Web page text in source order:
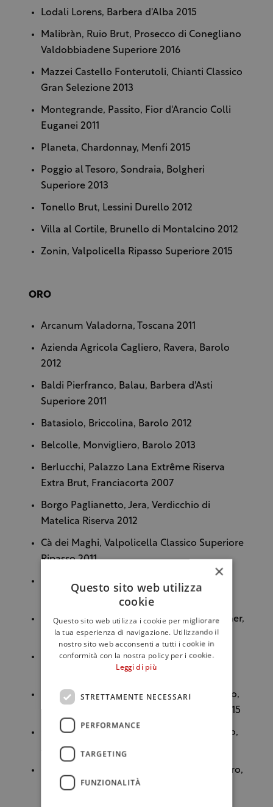
Lodali Lorens, Barbera d'Alba 2015
Malibràn, Ruio Brut, Prosecco di Conegliano
Valdobbiadene Superiore 2016
Mazzei Castello Fonterutoli, Chianti Classico
Gran Selezione 2013
Montegrande, Passito, Fior d'Arancio Colli
Euganei 2011
Planeta, Chardonnay, Menfi 2015
Poggio al Tesoro, Sondraia, Bolgheri
Superiore 2013
Tonello Brut, Lessini Durello 2012
Villa al Cortile, Brunello di Montalcino 2012
Zonin, Valpolicella Ripasso Superiore 2015
ORO
Arcanum Valadorna, Toscana 2011
Azienda Agricola Cagliero, Ravera, Barolo
2012
Baldi Pierfranco, Balau, Barbera d'Asti
Superiore 2011
Batasiolo, Briccolina, Barolo 2012
Belcolle, Monvigliero, Barolo 2013
Berlucchi, Palazzo Lana Extrême Riserva
Extra Brut, Franciacorta 2007
Borgo Paglianetto, Jera, Verdicchio di
Matelica Riserva 2012
Cà dei Maghi, Valpolicella Classico Superiore
Ripasso 2011
Campo alla Sughera, Arnione, Bolgheri
Cantina Valle Isarco, Aristos Grüner Veltliner,
Alto Adige Valle Isarco 2015
Cantina Valle Isarco, Aristos Sylvaner, Alto
Adige Valle Isarco 2015
Cantina Valpolicella Negrar, Poggio al Lago,
Valpolicella Classico Superiore Ripasso
2015
Cantina Valpolicella Negrar, Vigneti di Jago,
Amarone della Valpolicella Classico 2011
Cantine San Marzano, Vindoro Negroamaro,
Salento 2014
×
Questo sito web utilizza
cookie
Questo sito web utilizza i cookie per migliorare
la tua esperienza di navigazione. Utilizzando il
nostro sito web acconsenti a tutti i cookie in
conformità con la nostra policy per i cookie.
Leggi di più
STRETTAMENTE NECESSARI
PERFORMANCE
TARGETING
FUNZIONALITÀ